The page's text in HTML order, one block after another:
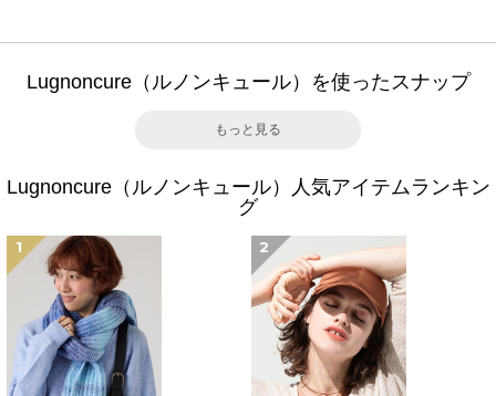
Lugnoncure（ルノンキュール）を使ったスナップ
もっと見る
Lugnoncure（ルノンキュール）人気アイテムランキン
グ
1 2